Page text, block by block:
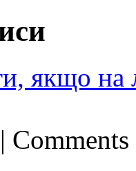
якщо на
|